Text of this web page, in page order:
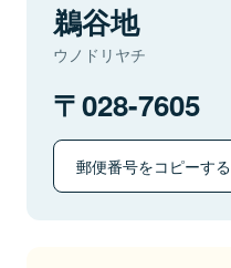
鵜谷地
ウノドリヤチ
028-7605
郵便番号をコピーする